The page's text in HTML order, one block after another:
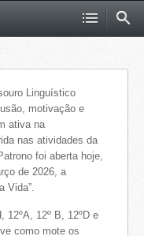
Linguístico
motivação e
ativa na
nas atividades da
foi aberta hoje,
de 2026, a
Vida”.
12ºA, 12º B, 12ºD e
como mote os